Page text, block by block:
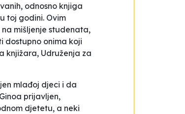
odnosno knjiga
toj godini. Ovim
mišljenje studenata,
dostupno onima koji
knjižara, Udruženja za
mlađoj djeci i da
prijavljen,
djetetu, a neki